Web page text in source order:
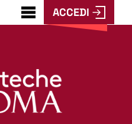
???
menu.button???
ACCEDI